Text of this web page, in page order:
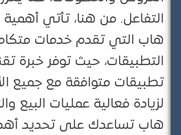
التفاعل. من هنا، تأتي أهمية
هاب التي تقدم خدمات
التطبيقات، حيث توفر خبرة
تطبيقات متوافقة مع جميع
لزيادة فعالية عمليات البيع
هاب تساعدك على تحديد